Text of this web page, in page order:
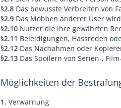
§2.8 Das bewusste Verbreiten von
§2.9 Das Mobben anderer User
§2.10 Nutzer die ihre gewährten
§2.11 Beleidigungen, Hassreden
§2.12 Das Nachahmen oder
§2.13 Das Spoilern von Serien-,
Möglichkeiten der
1. Verwarnung